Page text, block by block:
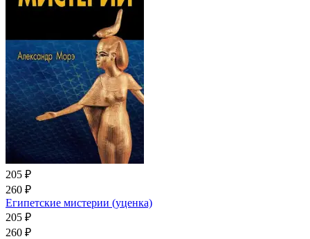
205 ₽
260 ₽
Египетские мистерии (уценка)
205 ₽
260 ₽